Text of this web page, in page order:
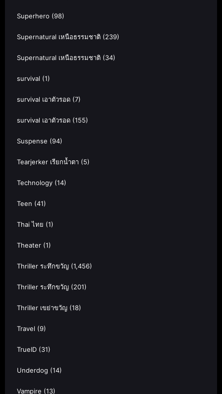
Superhero (98)
Supernatural เหนือธรรมชาติ (239)
Supernatural เหนือธรรมชาติ (34)
survival (1)
survival เอาตัวรอด (7)
survival เอาตัวรอด (155)
Suspense (94)
Tearjerker เรียกน้ำตา (5)
Technology (14)
Teen (41)
Thai ไทย (1)
Theater (1)
Thriller ระทึกขวัญ (1,456)
Thriller ระทึกขวัญ (201)
Thriller เขย่าขวัญ (18)
Travel (9)
TrueID (31)
Underdog (14)
Vampire (13)